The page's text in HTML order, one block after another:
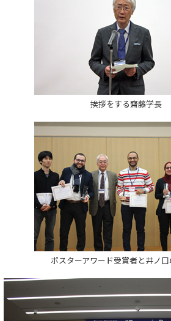
挨拶をする齋藤学長
ポスターアワード受賞者と井ノ